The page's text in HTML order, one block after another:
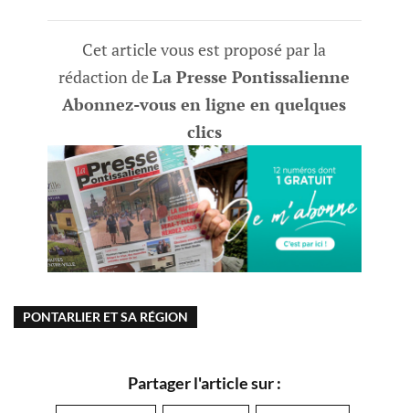
Cet article vous est proposé par la
rédaction deLa Presse Pontissalienne
Abonnez-vous en ligne en quelques
clics
PONTARLIER ET SA RÉGION
Partager l'article sur :